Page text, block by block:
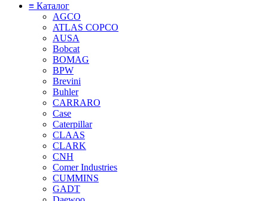
≡ Каталог
AGCO
ATLAS COPCO
AUSA
Bobcat
BOMAG
BPW
Brevini
Buhler
CARRARO
Case
Caterpillar
CLAAS
CLARK
CNH
Comer Industries
CUMMINS
GADT